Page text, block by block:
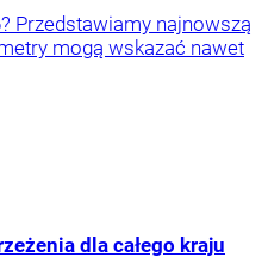
Przedstawiamy najnowszą
mogą wskazać nawet
dla całego kraju